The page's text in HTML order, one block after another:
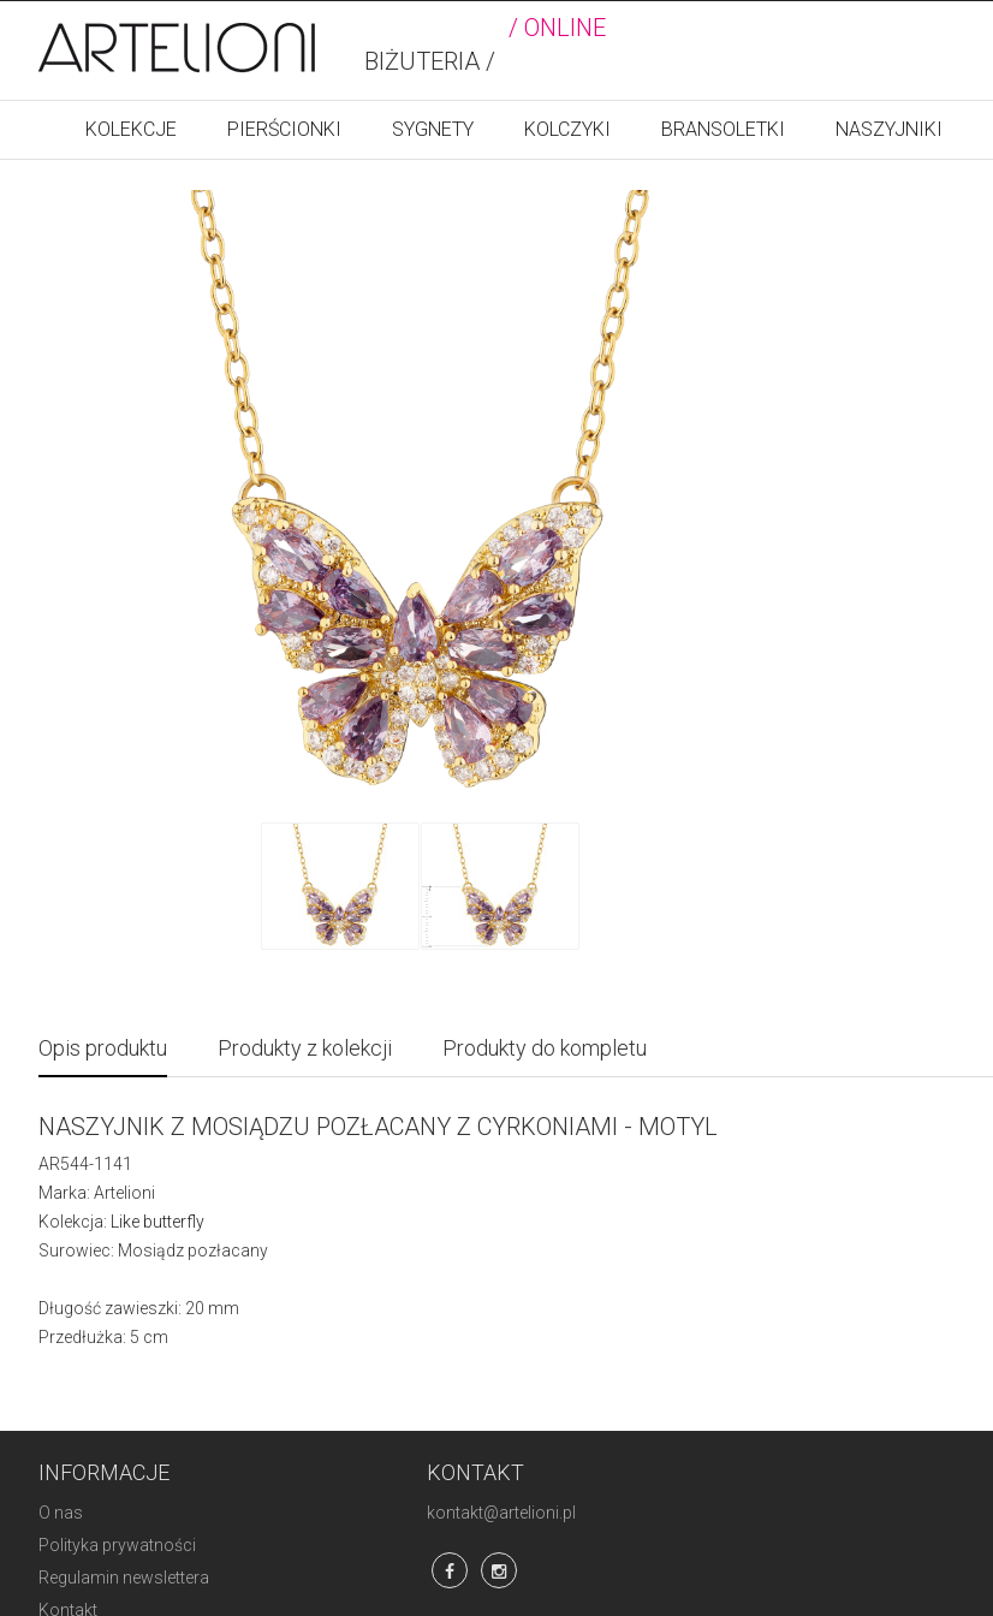
/ ONLINE
BIŻUTERIA /
KOLEKCJE PIERŚCIONKI SYGNETY KOLCZYKI BRANSOLETKI NASZYJNIKI
Opis produktu Produkty z kolekcji Produkty do kompletu
NASZYJNIK Z MOSIĄDZU POZŁACANY Z CYRKONIAMI - MOTYL
AR544-1141
Marka: Artelioni
Kolekcja:
Like butterfly
Surowiec: Mosiądz pozłacany
Długość zawieszki: 20 mm
Przedłużka: 5 cm
INFORMACJE
O nas
Polityka prywatności
Regulamin newslettera
Kontakt
KONTAKT
kontakt@artelioni.pl